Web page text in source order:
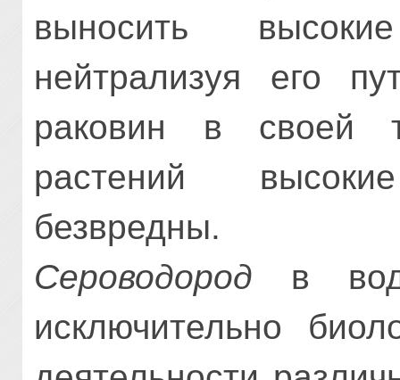
выносить
нейтрализуя его
раковин в своей
растений
безвредны.
Сероводород в
исключительно